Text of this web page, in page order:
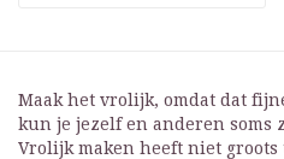
Maak het vrolijk, omdat dat
kun je jezelf en anderen soms
Vrolijk maken heeft niet